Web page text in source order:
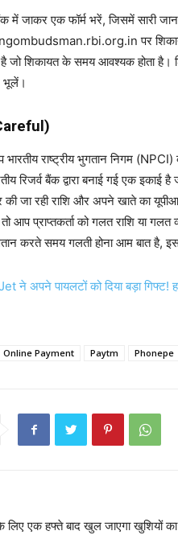
में जाकर एक फॉर्म भरें, जिसमें सारी
पर
है जो शिकायत के समय आवश्यक होता
भूलें।
राष्ट्रीय भुगतान निगम
रिजर्व बैंक द्वारा बनाई गई एक इकाई
जा रही राशि और अपने खाते का
तो आप प्राप्तकर्ता को गलत राशि या
करते समय गलती होना आम बात है,
ने अपने पायलटों को दिया बड़ा गिफ्ट!
Online Payment Paytm Phonepe
के लिए एक हफ्ते बाद खुल जाएगा खुशियों का